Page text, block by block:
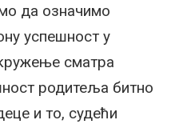
да означимо
успешност у
сматра
родитеља битно
и то, судећи